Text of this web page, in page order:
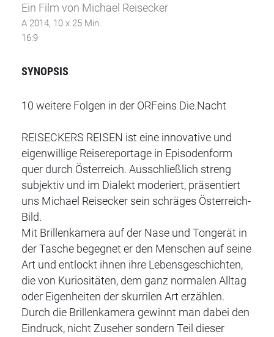
Ein Film von Michael Reisecker
A 2014, 10 x 25 Min.
16:9
SYNOPSIS
10 weitere Folgen in der ORFeins Die.Nacht
REISECKERS REISEN ist eine innovative und
eigenwillige Reisereportage in Episodenform
quer durch Österreich. Ausschließlich streng
subjektiv und im Dialekt moderiert, präsentiert
uns Michael Reisecker sein schräges Österreich-
Bild.
Mit Brillenkamera auf der Nase und Tongerät in
der Tasche begegnet er den Menschen auf seine
Art und entlockt ihnen ihre Lebensgeschichten,
die von Kuriositäten, dem ganz normalen Alltag
oder Eigenheiten der skurrilen Art erzählen.
Durch die Brillenkamera gewinnt man dabei den
Eindruck, nicht Zuseher sondern Teil dieser